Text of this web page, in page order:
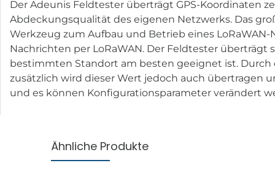
Der Adeunis Feldtester überträgt GPS-Koordinaten
Abdeckungsqualität des eigenen Netzwerks. Das
Werkzeug zum Aufbau und Betrieb eines
Nachrichten per LoRaWAN. Der Feldtester
bestimmten Standort am besten geeignet ist. Durch
zusätzlich wird dieser Wert jedoch auch übertragen
und es können Konfigurationsparameter verändert
Ähnliche Produkte